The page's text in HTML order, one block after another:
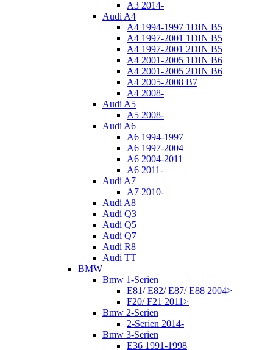
A3 2014-
Audi A4
A4 1994-1997 1DIN B5
A4 1997-2001 1DIN B5
A4 1997-2001 2DIN B5
A4 2001-2005 1DIN B6
A4 2001-2005 2DIN B6
A4 2005-2008 B7
A4 2008-
Audi A5
A5 2008-
Audi A6
A6 1994-1997
A6 1997-2004
A6 2004-2011
A6 2011-
Audi A7
A7 2010-
Audi A8
Audi Q3
Audi Q5
Audi Q7
Audi R8
Audi TT
BMW
Bmw 1-Serien
E81/ E82/ E87/ E88 2004>
F20/ F21 2011>
Bmw 2-Serien
2-Serien 2014-
Bmw 3-Serien
E36 1991-1998